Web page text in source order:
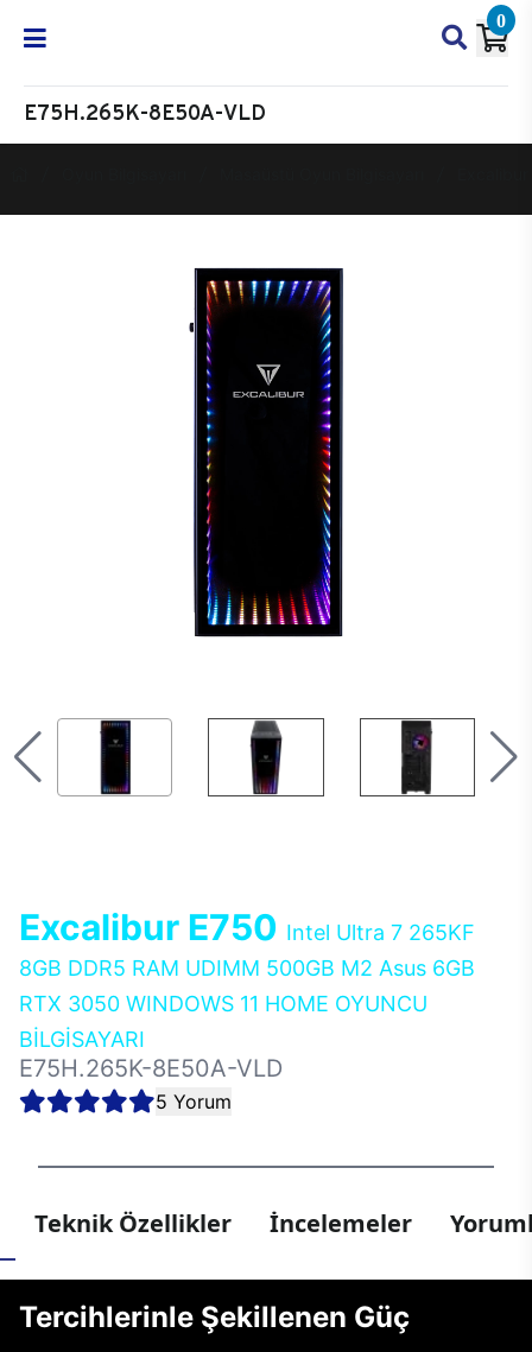
0
E75H.265K-8E50A-VLD
Excalibur E750 Intel Ultra 7 265KF
8GB DDR5 RAM UDIMM 500GB M2 Asus 6GB
RTX 3050 WINDOWS 11 HOME OYUNCU
BİLGİSAYARI
E75H.265K-8E50A-VLD
5 Yorum
Teknik Özellikler İncelemeler
Tercihlerinle Şekillenen Güç